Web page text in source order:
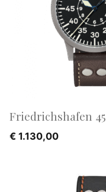
Friedrichshafen 45
€ 1.130,00